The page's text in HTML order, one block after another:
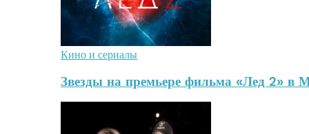
Кино и сериалы
Звезды на премьере фильма «Лед 2» в